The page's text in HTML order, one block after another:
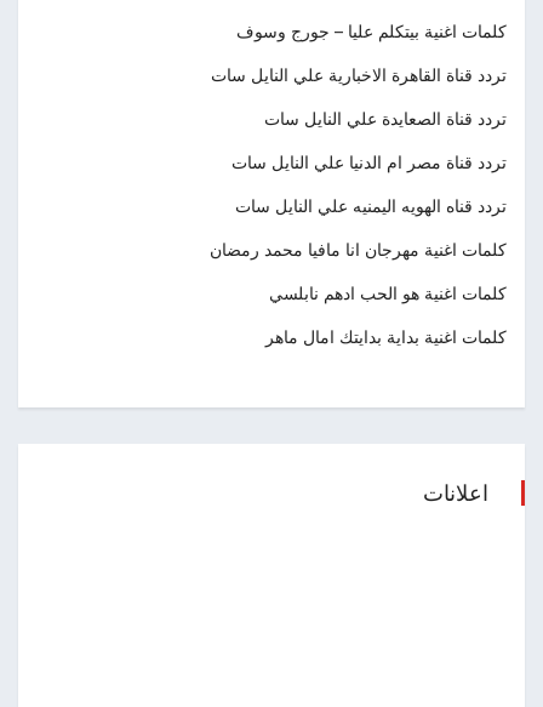
كلمات اغنية بيتكلم عليا – جورج وسوف
تردد قناة القاهرة الاخبارية علي النايل سات
تردد قناة الصعايدة علي النايل سات
تردد قناة مصر ام الدنيا علي النايل سات
تردد قناه الهويه اليمنيه علي النايل سات
كلمات اغنية مهرجان انا مافيا محمد رمضان
كلمات اغنية هو الحب ادهم نابلسي
كلمات اغنية بداية بدايتك امال ماهر
اعلانات